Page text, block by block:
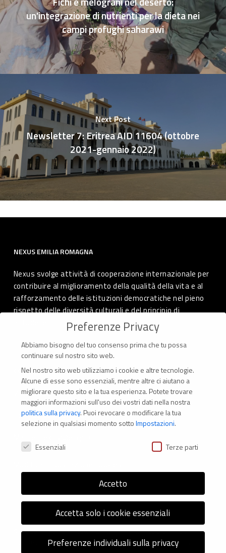
un'integrazione di nutrienti per la dieta nei
campi profughi saharawi
Next Post
Newsletter 7: Eritrea AID 11604 (ottobre
2021-gennaio 2022)
NEXUS EMILIA ROMAGNA
Nexus svolge attività di cooperazione internazionale per
contribuire al miglioramento della qualità della vita e al
rafforzamento delle istituzioni democratiche nel pieno
rispetto delle diversità culturali e del principio di
autodeterminazione dei popoli.
CONTATTI
Via Marconi 69 – 40122 Bologna (Italia)
Tel. +39 051 294 775
© 2026 Nexus ER - Tutti i diritti riservati - Codice fiscale:
92036270376 -Informativa sui CookieePrivacy Policy
Preferenze Privacy
Abbiamo bisogno del tuo consenso prima che tu possa
continuare sul nostro sito web.
Nel nostro sito web utilizziamo i cookie e altre tecnologie.
Alcune di esse sono essenziali, mentre altre ci aiutano a
migliorare questo sito e la tua esperienza. Potete trovare
maggiori informazioni sull'uso dei vostri dati nella nostra
politica sulla privacy. Puoi revocare o modificare la tua
selezione in qualsiasi momento sottoImpostazioni.
Preferenze Privacy
Essenziali Terze parti
Accetto
Accetta solo i cookie essenziali
Preferenze individuali sulla privacy